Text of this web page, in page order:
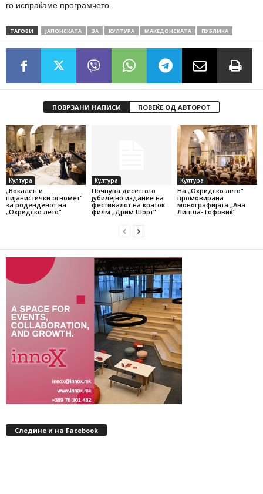
го испраќаме програмчето.
ТАГОВИ ЈАПОНСКАТА ЗА КУЛТУРА МАКЕДОНСКАТА ПУБЛИКА
ПОВРЗАНИ НАПИСИ ПОВЕЌЕ ОД АВТОРОТ
Култура
„Вокален и
пијанистички огномет“
за роденденот на
„Охридско лето“
Култура
Почнува десеттото
јубилејно издание на
фестивалот на краток
филм „Дрим Шорт“
Култура
На „Охридско лето“
промовирана
монографијата „Ана
Липша-Тофовиќ“
Следине и на Facebook